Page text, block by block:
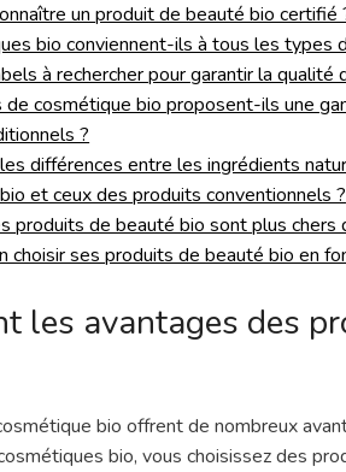
un produit de beauté bio certifié
bio conviennent-ils à tous les types
à rechercher pour garantir la qualité
de cosmétique bio proposent-ils une
?
différences entre les ingrédients
et ceux des produits conventionnels ?
produits de beauté bio sont plus chers
choisir ses produits de beauté bio en
les avantages des
bio offrent de nombreux
bio, vous choisissez des